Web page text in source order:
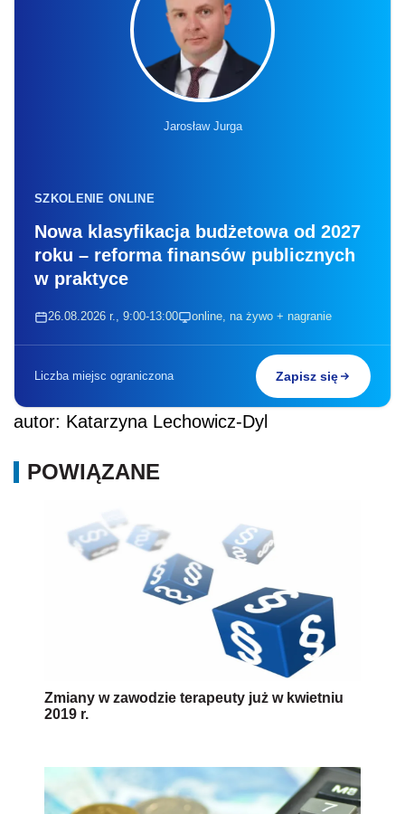
Jarosław Jurga
SZKOLENIE ONLINE
Nowa klasyfikacja budżetowa od 2027
roku – reforma finansów publicznych
w praktyce
26.08.2026 r., 9:00-13:00 online, na żywo + nagranie
Liczba miejsc ograniczona Zapisz się
autor: Katarzyna Lechowicz-Dyl
POWIĄZANE
Zmiany w zawodzie terapeuty już w kwietniu
2019 r.